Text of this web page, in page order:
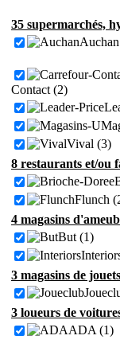
35 supermarchés,
Contact (2)
Vival (3)
8 restaurants et/ou
Flunch
4 magasins
But (1)
3 magasins de
3 loueurs de
ADA (1)